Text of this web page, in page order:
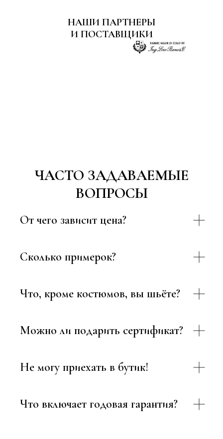
НАШИ ПАРТНЕРЫ
И ПОСТАВЩИКИ
ЧАСТО ЗАДАВАЕМЫЕ
ВОПРОСЫ
От чего зависит цена?
Сколько примерок?
Что, кроме костюмов, вы шьёте?
Можно ли подарить сертификат?
Не могу приехать в бутик!
Что включает годовая гарантия?